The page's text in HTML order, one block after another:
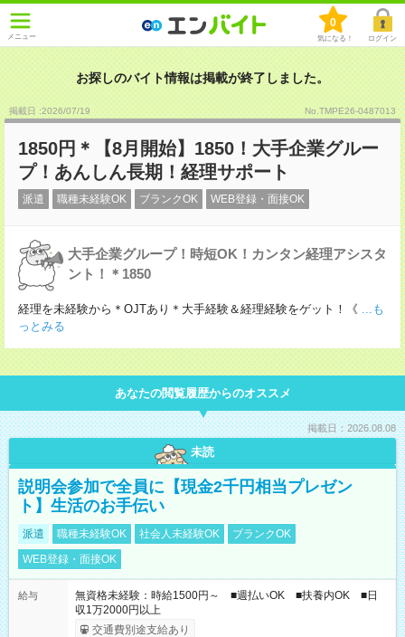
メニュー
0
気になる！ ログイン
お探しのバイト情報は掲載が終了しました。
掲載日 :2026/07/19 No.TMPE26-0487013
1850円＊【8月開始】1850！大手企業グルー
プ！あんしん長期！経理サポート
派遣 職種未経験OK ブランクOK WEB登録・面接OK
大手企業グループ！時短OK！カンタン経理アシスタ
ント！＊1850
経理を未経験から＊OJTあり＊大手経験＆経理経験をゲット！《 ...も
っとみる
あなたの閲覧履歴からのオススメ
掲載日：2026.08.08
未読
説明会参加で全員に【現金2千円相当プレゼン
ト】生活のお手伝い
派遣 職種未経験OK 社会人未経験OK
ブランクOK
WEB登録・面接OK
給与
無資格未経験：時給1500円～ ■週払いOK ■扶養内OK ■日
収1万2000円以上
交通費別途支給あり